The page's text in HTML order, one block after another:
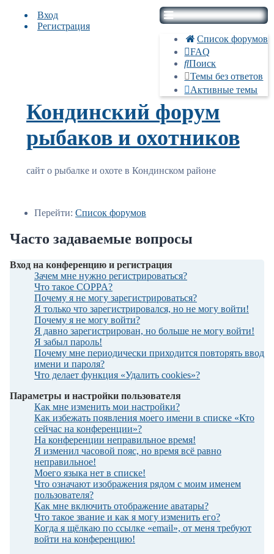
Список форумов
FAQ
Поиск
Темы без ответов
Активные темы
Вход
Регистрация
Кондинский форум
рыбаков и охотников
сайт о рыбалке и охоте в Кондинском районе
Перейти: Список форумов
Часто задаваемые вопросы
Вход на конференцию и регистрация
Зачем мне нужно регистрироваться?
Что такое COPPA?
Почему я не могу зарегистрироваться?
Я только что зарегистрировался, но не могу войти!
Почему я не могу войти?
Я давно зарегистрирован, но больше не могу войти!
Я забыл пароль!
Почему мне периодически приходится повторять ввод
имени и пароля?
Что делает функция «Удалить cookies»?
Параметры и настройки пользователя
Как мне изменить мои настройки?
Как избежать появления моего имени в списке «Кто
сейчас на конференции»?
На конференции неправильное время!
Я изменил часовой пояс, но время всё равно
неправильное!
Моего языка нет в списке!
Что означают изображения рядом с моим именем
пользователя?
Как мне включить отображение аватары?
Что такое звание и как я могу изменить его?
Когда я щёлкаю по ссылке «email», от меня требуют
войти на конференцию!